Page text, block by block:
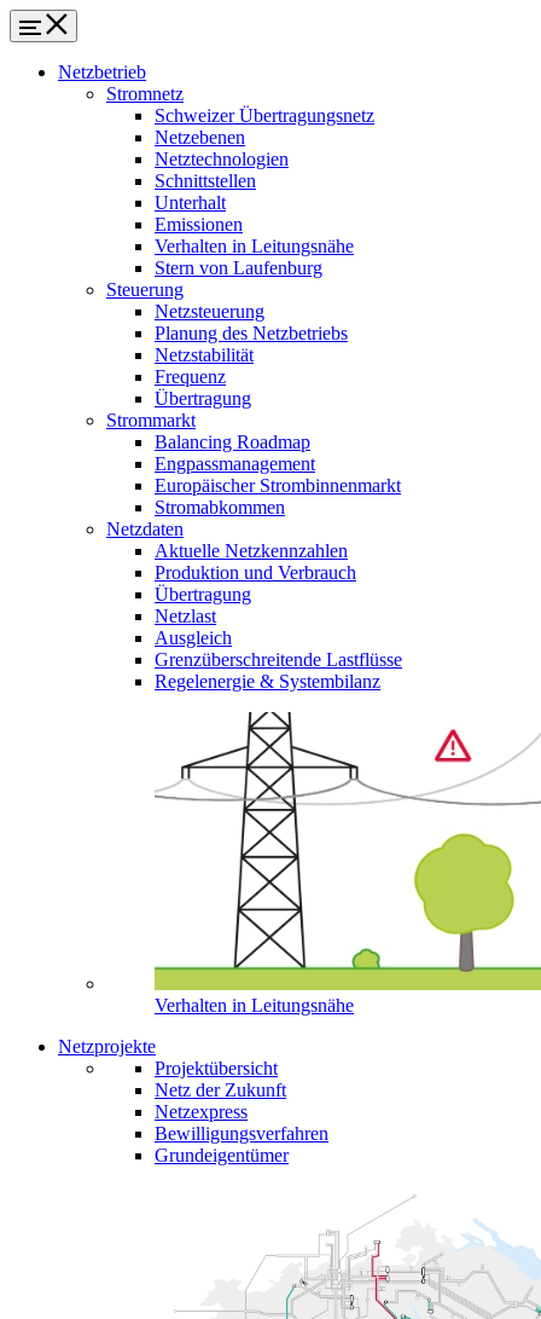
Netzbetrieb
Stromnetz
Schweizer Übertragungsnetz
Netzebenen
Netztechnologien
Schnittstellen
Unterhalt
Emissionen
Verhalten in Leitungsnähe
Stern von Laufenburg
Steuerung
Netzsteuerung
Planung des Netzbetriebs
Netzstabilität
Frequenz
Übertragung
Strommarkt
Balancing Roadmap
Engpassmanagement
Europäischer Strombinnenmarkt
Stromabkommen
Netzdaten
Aktuelle Netzkennzahlen
Produktion und Verbrauch
Übertragung
Netzlast
Ausgleich
Grenzüberschreitende Lastflüsse
Regelenergie & Systembilanz
Verhalten in Leitungsnähe
Netzprojekte
Projektübersicht
Netz der Zukunft
Netzexpress
Bewilligungsverfahren
Grundeigentümer